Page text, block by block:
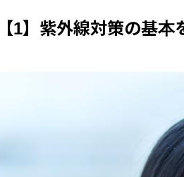
【1】紫外線対策の基本